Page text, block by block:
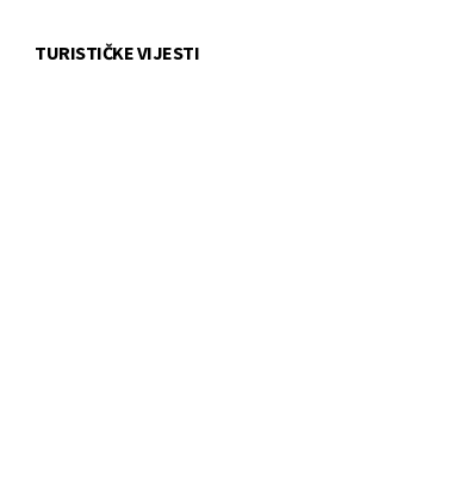
TURISTIČKE VIJESTI